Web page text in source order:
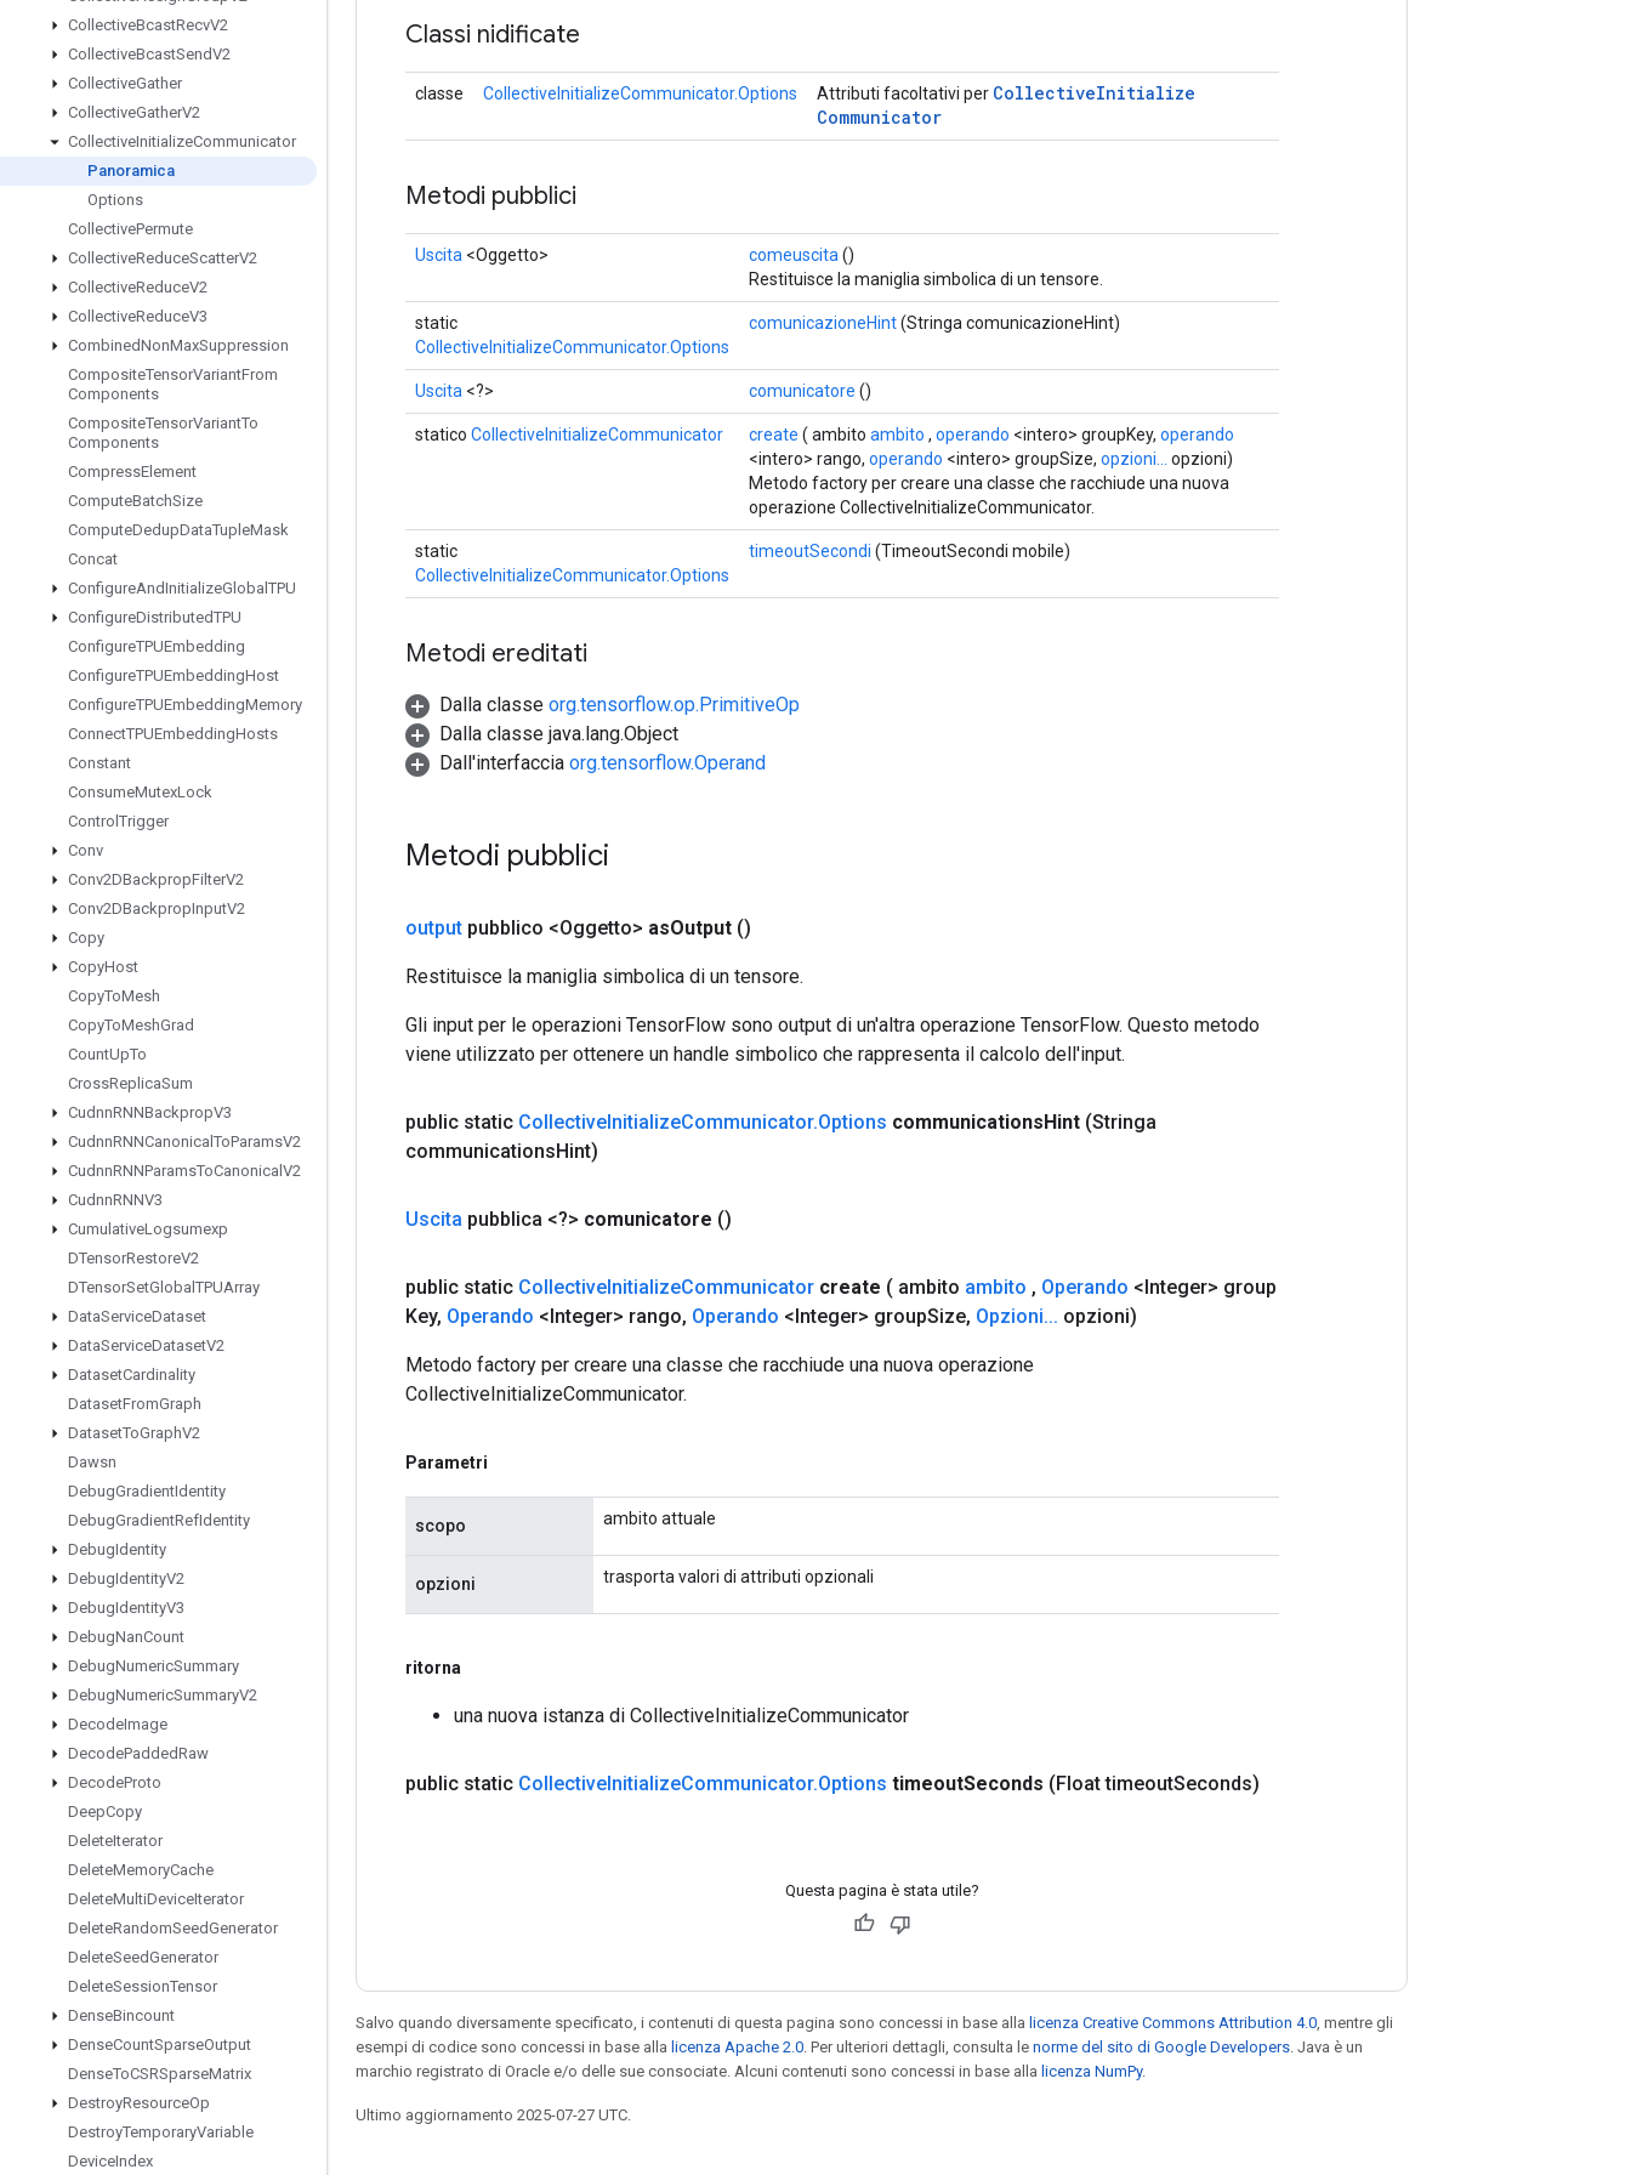
CollectiveBcastRecvV2
CollectiveBcastSendV2
CollectiveGather
CollectiveGatherV2
CollectiveInitializeCommunicator
Panoramica
Options
CollectivePermute
CollectiveReduceScatterV2
CollectiveReduceV2
CollectiveReduceV3
CombinedNonMaxSuppression
CompositeTensorVariantFrom
Components
CompositeTensorVariantTo
Components
CompressElement
ComputeBatchSize
ComputeDedupDataTupleMask
Concat
ConfigureAndInitializeGlobal TPU
ConfigureDistributedTPU
ConfigureTPUEmbedding
ConfigureTPUEmbeddingHost
ConfigureTPUEmbeddingMemory
ConnectTPUEmbeddingHosts
Constant
ConsumeMutexLock
Control Trigger
Conv
Conv2DBackpropFilterV2
Conv2DBackpropInputV2
Copy
CopyHost
CopyToMesh
CopyToMeshGrad
CountUpTo
CrossReplicaSum
CudnnRNNBackpropV3
CudnnRNNCanonical ToParamsV2
CudnnRNNParamsToCanonical V2
CudnnRNNV3
CumulativeLogsumexp
DTensorRestoreV2
DTensorSetGlobal TPUArray
DataServiceDataset
DataServiceDatasetV2
DatasetCardinality
DatasetFromGraph
DatasetToGraphV2
Dawsn
DebugGradientIdentity
DebugGradientRefIdentity
DebugIdentity
DebugIdentityV2
DebugIdentityV3
DebugNanCount
DebugNumericSummary
DebugNumericSummaryV2
DecodeImage
DecodePaddedRaw
DecodeProto
DeepCopy
DeleteIterator
DeleteMemoryCache
DeleteMultiDeviceIterator
DeleteRandomSeedGenerator
DeleteSeedGenerator
DeleteSessionTensor
DenseBincount
DenseCountSparseOutput
DenseToCSRSparseMatrix
DestroyResourceOp
DestroyTemporaryVariable
DeviceIndex
Classi nidificate
classe CollectiveInitializeCommunicator.Options Attributi facoltativi per CollectiveInitialize
Communicator
Metodi pubblici
Uscita <Oggetto> comeuscita ()
Restituisce la maniglia simbolica di un tensore.
static
CollectiveInitializeCommunicator.Options
comunicazioneHint(Stringa comunicazioneHint)
Uscita <?> comunicatore ()
statico CollectiveInitializeCommunicator create ( ambito ambito , operando <intero> groupKey, operando
<intero> rango, operando <intero> groupSize, opzioni...
opzioni)
Metodo factory per creare una classe che racchiude una nuova
operazione CollectiveInitializeCommunicator.
static
CollectiveInitializeCommunicator.Options
timeoutSecondi (TimeoutSecondi mobile)
Metodi ereditati
Dalla classe org.tensorflow.op.PrimitiveOp
Dalla classe java.lang.Object
Dall'interfaccia org.tensorflow.Operand
Metodi pubblici
output pubblico <Oggetto> asOutput ()
Restituisce la maniglia simbolica di un tensore.
Gli input per le operazioni TensorFlow sono output di un'altra operazione TensorFlow. Questo metodo
viene utilizzato per ottenere un handle simbolico che rappresenta il calcolo dell'input.
public static CollectiveInitializeCommunicator.Options communicationsHint (Stringa
communicationsHint)
Uscita pubblica <?> comunicatore ()
public static CollectiveInitializeCommunicator create ( ambito ambito , Operando <Integer> group
Key, Operando <Integer> rango, Operando <Integer> groupSize, Opzioni... opzioni)
Metodo factory per creare una classe che racchiude una nuova operazione
CollectiveInitializeCommunicator.
Parametri
scopo ambito attuale
opzioni trasporta valori di attributi opzionali
ritorna
una nuova istanza di CollectiveInitializeCommunicator
public static CollectiveInitializeCommunicator.Options timeoutSeconds (Float timeoutSeconds)
Questa pagina è stata utile?
Salvo quando diversamente specificato, i contenuti di questa pagina sono concessi in base alla licenza Creative Commons Attribution 4.0 , mentre gli
esempi di codice sono concessi in base alla licenza Apache 2.0 . Per ulteriori dettagli, consulta le norme del sito di Google Developers . Java è un
marchio registrato di Oracle e/o delle sue consociate. Alcuni contenuti sono concessi in base alla licenza NumPy.
Ultimo aggiornamento 2025-07-27 UTC.